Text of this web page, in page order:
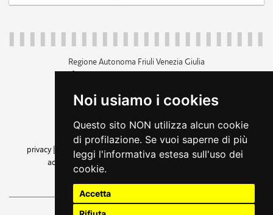
Noi usiamo i cookies
Questo sito NON utilizza alcun cookie
di profilazione. Se vuoi saperne di più
leggi l'informativa estesa sull'uso dei
cookie.
Accetta
Regione Autonoma Friuli Venezia Giulia
c.f. 80014930327; p.iva 00526040324
+39 040 3771111
amministrazione trasparente
privacy | cookie |note legali accessibilità
dichiarazione di
accessibilità| feedback
cambio preferenze cookie